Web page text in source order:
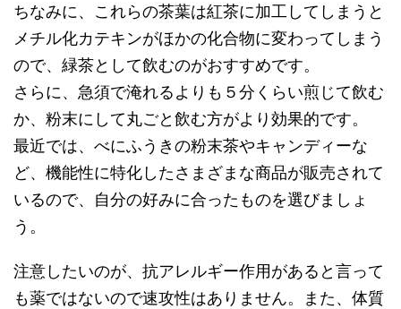
ちなみに、これらの茶葉は紅茶に加工してしまうと
メチル化カテキンがほかの化合物に変わってしまう
ので、緑茶として飲むのがおすすめです。
さらに、急須で淹れるよりも５分くらい煎じて飲む
か、粉末にして丸ごと飲む方がより効果的です。
最近では、べにふうきの粉末茶やキャンディーな
ど、機能性に特化したさまざまな商品が販売されて
いるので、自分の好みに合ったものを選びましょ
う。
注意したいのが、抗アレルギー作用があると言って
も薬ではないので速攻性はありません。また、体質